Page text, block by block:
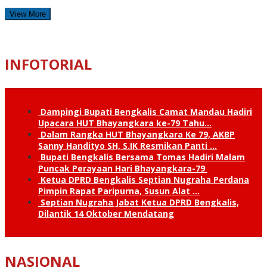
View More
INFOTORIAL
Dampingi Bupati Bengkalis Camat Mandau Hadiri
Upacara HUT Bhayangkara ke-79 Tahu…
Dalam Rangka HUT Bhayangkara Ke 79, AKBP
Sanny Handityo SH, S.IK Resmikan Panti …
Bupati Bengkalis Bersama Tomas Hadiri Malam
Puncak Perayaan Hari Bhayangkara-79
Ketua DPRD Bengkalis Septian Nugraha Perdana
Pimpin Rapat Paripurna, Susun Alat …
Septian Nugraha Jabat Ketua DPRD Bengkalis,
Dilantik 14 Oktober Mendatang
NASIONAL